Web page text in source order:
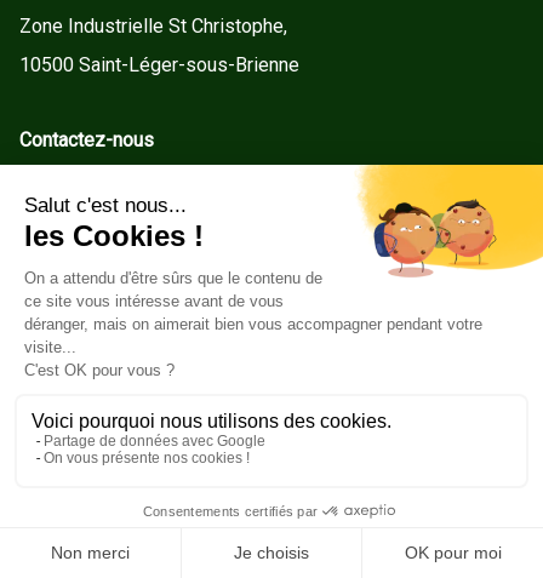
Zone Industrielle St Christophe,
10500 Saint-Léger-sous-Brienne
Contactez-nous
Tel : +33(0)3 25 92 78 60
Service client
Conditions Générales de Vente
Mentions légales
Politique de cookies
Copyright ©2026GD Menuiseries. Tous droits réservés.